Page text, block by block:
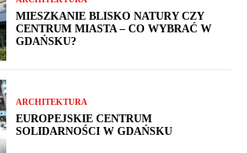
MIESZKANIE BLISKO NATURY CZY
CENTRUM MIASTA – CO WYBRAĆ W
GDAŃSKU?
ARCHITEKTURA
EUROPEJSKIE CENTRUM
SOLIDARNOŚCI W GDAŃSKU